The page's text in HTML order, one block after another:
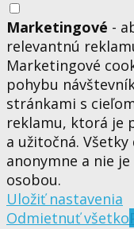
Marketingové -
relevantnú
Marketingové
pohybu
stránkami s
reklamu, ktorá je
a užitočná.
anonymne a nie
osobou.
Uložiť nastavenia
Odmietnuť všetko